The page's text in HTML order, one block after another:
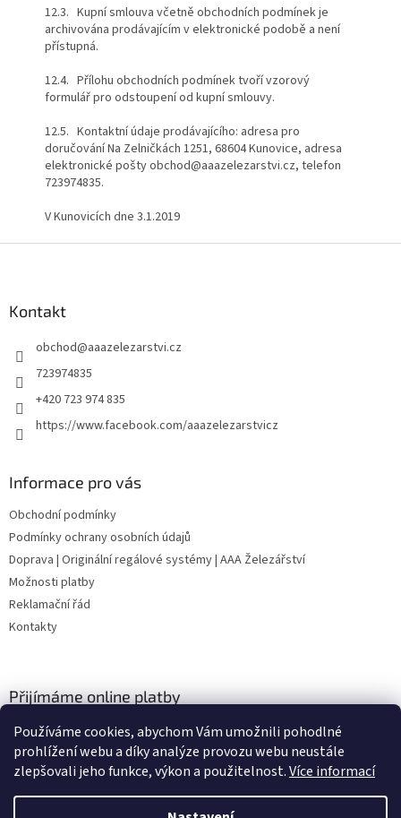
Používáme cookies, abychom Vám umožnili pohodlné
prohlížení webu a díky analýze provozu webu neustále
zlepšovali jeho funkce, výkon a použitelnost.Více informací
12.3. Kupní smlouva včetně obchodních podmínek je
archivována prodávajícím v elektronické podobě a není
přístupná.
12.4. Přílohu obchodních podmínek tvoří vzorový
formulář pro odstoupení od kupní smlouvy.
12.5. Kontaktní údaje prodávajícího: adresa pro
doručování Na Zelničkách 1251, 68604 Kunovice, adresa
elektronické pošty obchod@aaazelezarstvi.cz, telefon
723974835.
V Kunovicích dne 3.1.2019
Kontakt
obchod@aaazelezarstvi.cz
723974835
+420 723 974 835
https://www.facebook.com/aaazelezarstvicz
Informace pro vás
Obchodní podmínky
Podmínky ochrany osobních údajů
Doprava | Originální regálové systémy | AAA Železářství
Možnosti platby
Reklamační řád
Kontakty
Přijímáme online platby